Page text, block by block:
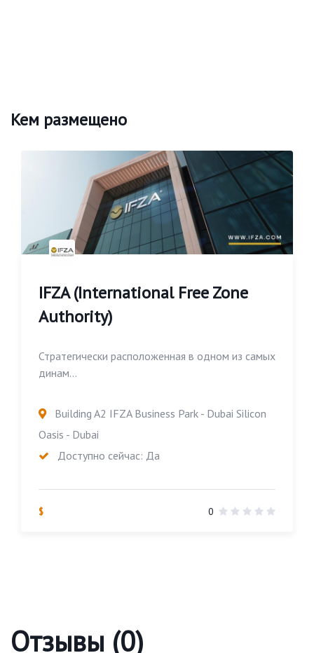
Кем размещено
IFZA (International Free Zone
Authority)
Стратегически расположенная в одном из самых
динам...
Building A2 IFZA Business Park - Dubai Silicon
Oasis - Dubai
Доступно сейчас: Да
$ 0
Отзывы (0)